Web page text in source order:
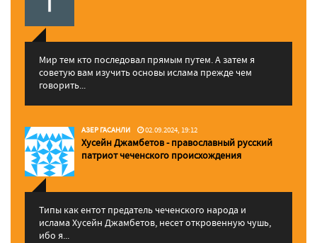
Мир тем кто последовал прямым путем. А затем я
советую вам изучить основы ислама прежде чем
говорить...
АЗЕР ГАСАНЛИ 02.09.2024, 19:12
Хусейн Джамбетов - православный русский
патриот чеченского происхождения
Типы как ентот предатель чеченского народа и
ислама Хусейн Джамбетов, несет откровенную чушь,
ибо я...